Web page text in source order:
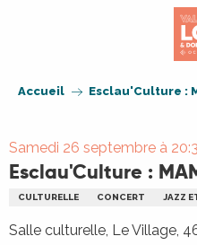
Accueil Esclau'Culture :
Samedi 26 septembre à
Esclau'Culture :
CULTURELLE CONCERT JAZZ
Salle culturelle, Le Village,